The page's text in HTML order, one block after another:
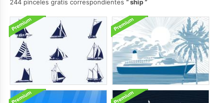
244 pinceles gratis correspondientes
ship